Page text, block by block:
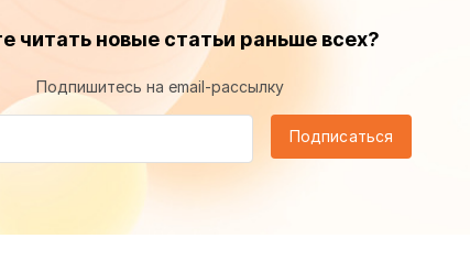
читать новые статьи раньше всех?
Подпишитесь на email-рассылку
Подписаться